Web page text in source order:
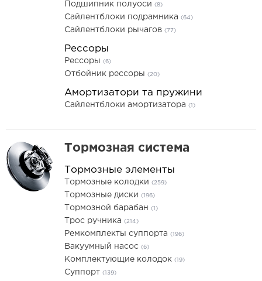
Подшипник полуоси (8)
Сайлентблоки подрамника (64)
Сайлентблоки рычагов (77)
Рессоры
Рессоры (6)
Отбойник рессоры (20)
Амортизатори та пружини
Сайлентблоки амортизатора (1)
Тормозная система
Тормозные элементы
Тормозные колодки (259)
Тормозные диски (196)
Тормозной барабан (1)
Трос ручника (214)
Ремкомплекты суппорта (196)
Вакуумный насос (6)
Комплектующие колодок (19)
Суппорт (139)